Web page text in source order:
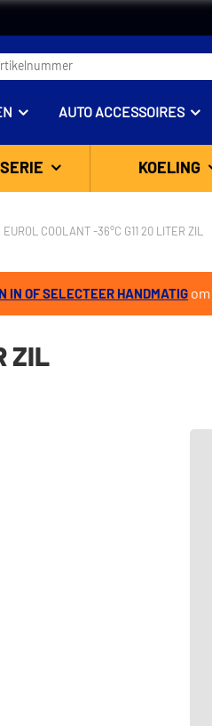
AUTO ACCESSOIRES
KOELING
EUROL COOLANT -36°C G11 20 LITER ZIL
IN OF SELECTEER HANDMATIG
ZIL